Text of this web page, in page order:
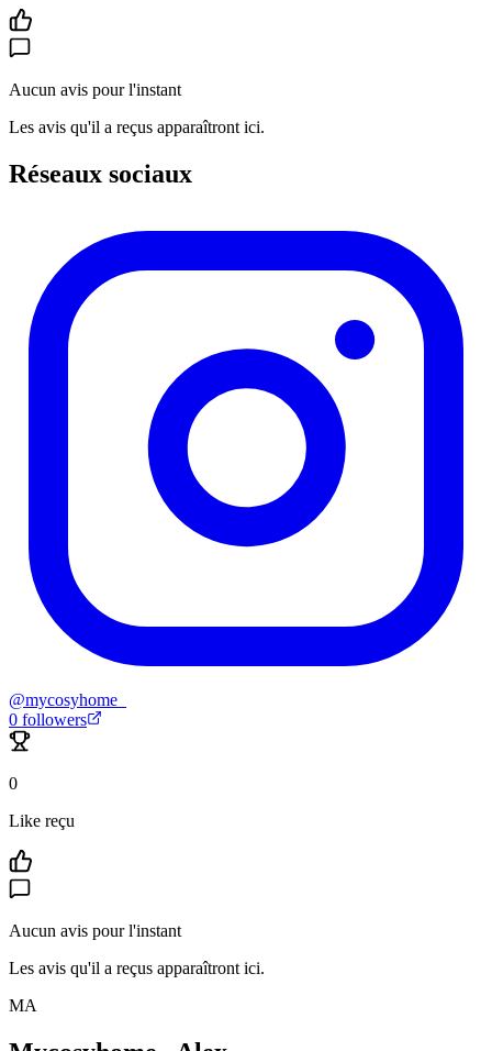
Aucun avis pour l'instant
Les avis qu'il a reçus apparaîtront ici.
Réseaux sociaux
@mycosyhome_
0 followers
0
Like reçu
Aucun avis pour l'instant
Les avis qu'il a reçus apparaîtront ici.
MA